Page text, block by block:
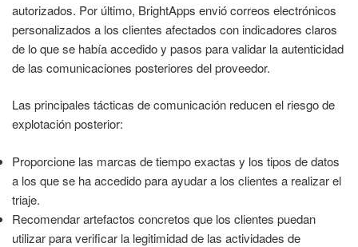
autorizados. Por último, BrightApps envió correos electrónicos
personalizados a los clientes afectados con indicadores claros
de lo que se había accedido y pasos para validar la autenticidad
de las comunicaciones posteriores del proveedor.
Las principales tácticas de comunicación reducen el riesgo de
explotación posterior:
Proporcione las marcas de tiempo exactas y los tipos de datos
a los que se ha accedido para ayudar a los clientes a realizar el
triaje.
Recomendar artefactos concretos que los clientes puedan
utilizar para verificar la legitimidad de las actividades de